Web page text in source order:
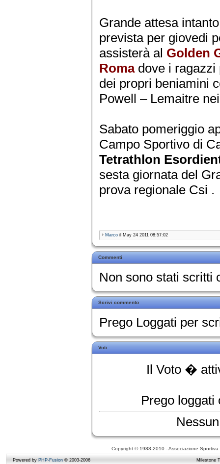
Grande attesa
prevista per giovedi
assisterà al Golden
Roma dove i
dei propri beniamini
Powell – Lemaitre
Sabato pomeriggio
Campo Sportivo di
Tetrathlon
sesta giornata del
prova regionale Csi .
Marco il May 24 2011 08:57:02
Commenti
Non sono stati scritti
Scrivi commento
Prego Loggati per
Voti
Il Voto �
Prego loggati
Copyright © 1988-2010 - Associazione
Powered by PHP-Fusion © 2003-2006 Milestone